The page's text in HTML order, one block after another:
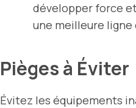
développer force
une meilleure ligne
Pièges à Éviter
Évitez les équipements